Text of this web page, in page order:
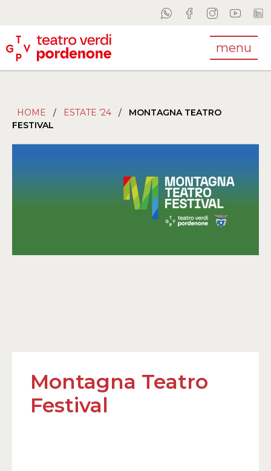
menu
HOME / ESTATE ’24 /
MONTAGNA TEATRO
FESTIVAL
Montagna Teatro
Festival